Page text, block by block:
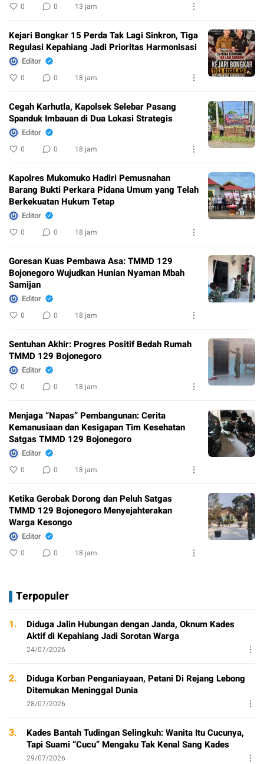
0 0 13 jam
Kejari Bongkar 15 Perda Tak Lagi Sinkron, Tiga
Regulasi Kepahiang Jadi Prioritas Harmonisasi
Editor
0 0 18 jam
Cegah Karhutla, Kapolsek Selebar Pasang
Spanduk Imbauan di Dua Lokasi Strategis
Editor
0 0 18 jam
Kapolres Mukomuko Hadiri Pemusnahan
Barang Bukti Perkara Pidana Umum yang Telah
Berkekuatan Hukum Tetap
Editor
0 0 18 jam
Goresan Kuas Pembawa Asa: TMMD 129
Bojonegoro Wujudkan Hunian Nyaman Mbah
Samijan
Editor
0 0 18 jam
Sentuhan Akhir: Progres Positif Bedah Rumah
TMMD 129 Bojonegoro
Editor
0 0 18 jam
Menjaga “Napas” Pembangunan: Cerita
Kemanusiaan dan Kesigapan Tim Kesehatan
Satgas TMMD 129 Bojonegoro
Editor
0 0 18 jam
Ketika Gerobak Dorong dan Peluh Satgas
TMMD 129 Bojonegoro Menyejahterakan
Warga Kesongo
Editor
0 0 18 jam
Terpopuler
1.
Diduga Jalin Hubungan dengan Janda, Oknum Kades
Aktif di Kepahiang Jadi Sorotan Warga
24/07/2026
2.
Diduga Korban Penganiayaan, Petani Di Rejang Lebong
Ditemukan Meninggal Dunia
28/07/2026
3.
Kades Bantah Tudingan Selingkuh: Wanita Itu Cucunya,
Tapi Suami “Cucu” Mengaku Tak Kenal Sang Kades
29/07/2026